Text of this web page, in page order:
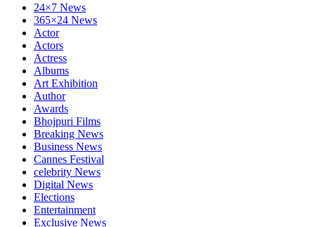
24×7 News
365×24 News
Actor
Actors
Actress
Albums
Art Exhibition
Author
Awards
Bhojpuri Films
Breaking News
Business News
Cannes Festival
celebrity News
Digital News
Elections
Entertainment
Exclusive News